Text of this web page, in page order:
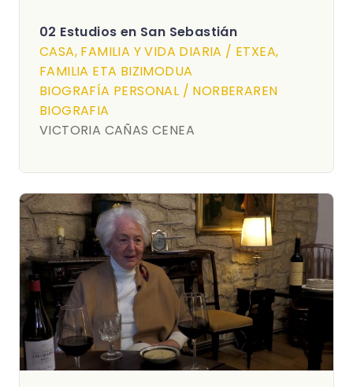
02 Estudios en San Sebastián
CASA, FAMILIA Y VIDA DIARIA / ETXEA,
FAMILIA ETA BIZIMODUA
BIOGRAFÍA PERSONAL / NORBERAREN
BIOGRAFIA
VICTORIA CAÑAS CENEA